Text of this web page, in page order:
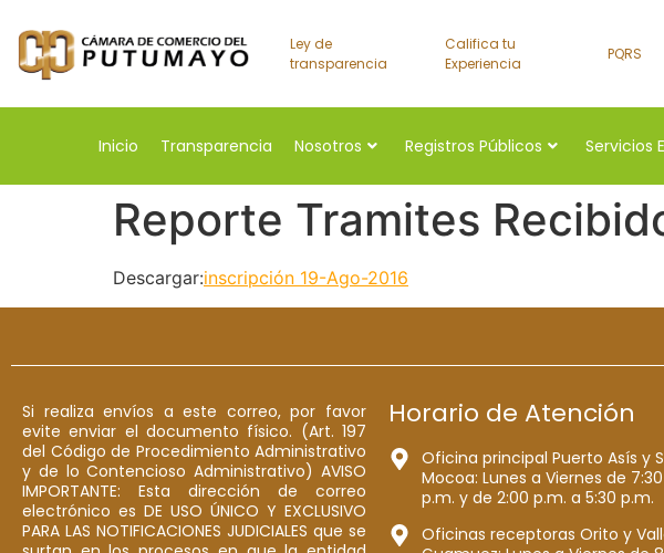
Ley de
transparencia
Califica tu
Experiencia
PQRS
Inicio Transparencia Nosotros Registros Públicos Servicios
Reporte Tramites
Descargar:inscripción 19-Ago-2016
Si realiza envíos a este correo, por favor
evite enviar el documento físico. (Art. 197
del Código de Procedimiento Administrativo
y de lo Contencioso Administrativo) AVISO
IMPORTANTE: Esta dirección de correo
electrónico es DE USO ÚNICO Y EXCLUSIVO
PARA LAS NOTIFICACIONES JUDICIALES que se
Horario de Atención
Oficina principal Puerto Asís y
Mocoa: Lunes a Viernes de
p.m. y de 2:00 p.m. a 5:30 p.m.
Oficinas receptoras Orito y